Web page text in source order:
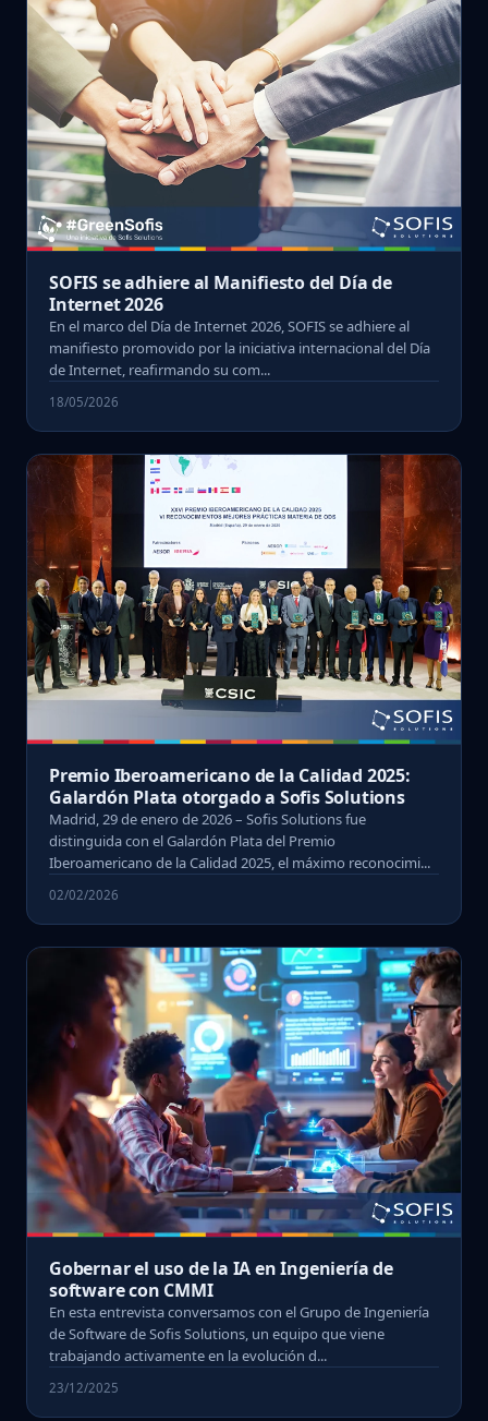
SOFIS se adhiere al Manifiesto del Día de
Internet 2026
En el marco del Día de Internet 2026, SOFIS se adhiere al
manifiesto promovido por la iniciativa internacional del Día
de Internet, reafirmando su com...
18/05/2026
Premio Iberoamericano de la Calidad 2025:
Galardón Plata otorgado a Sofis Solutions
Madrid, 29 de enero de 2026 – Sofis Solutions fue
distinguida con el Galardón Plata del Premio
Iberoamericano de la Calidad 2025, el máximo reconocimi...
02/02/2026
Gobernar el uso de la IA en Ingeniería de
software con CMMI
En esta entrevista conversamos con el Grupo de Ingeniería
de Software de Sofis Solutions, un equipo que viene
trabajando activamente en la evolución d...
23/12/2025